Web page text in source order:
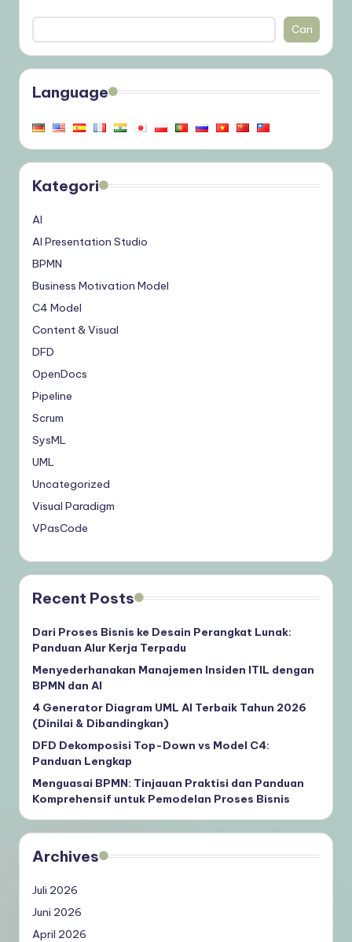
Cari
Language
Kategori
AI
AI Presentation Studio
BPMN
Business Motivation Model
C4 Model
Content & Visual
DFD
OpenDocs
Pipeline
Scrum
SysML
UML
Uncategorized
Visual Paradigm
VPasCode
Recent Posts
Dari Proses Bisnis ke Desain Perangkat Lunak:
Panduan Alur Kerja Terpadu
Menyederhanakan Manajemen Insiden ITIL dengan
BPMN dan AI
4 Generator Diagram UML AI Terbaik Tahun 2026
(Dinilai & Dibandingkan)
DFD Dekomposisi Top-Down vs Model C4:
Panduan Lengkap
Menguasai BPMN: Tinjauan Praktisi dan Panduan
Komprehensif untuk Pemodelan Proses Bisnis
Archives
Juli 2026
Juni 2026
April 2026